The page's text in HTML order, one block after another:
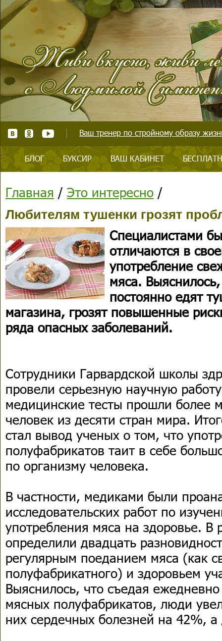
Ваш тренер по стройному образу
БЛОГ БУКСИР ВАШ КАБИНЕТ
Главная / Это интересно /
Любителям тушенки грозят
Специалистами
отличаются в
употребление
мяса.
постоянно едят
магазина, грозят повышенные
ряда опасных заболеваний.
Сотрудники Гарвардской школы
провели серьезную научную
медицинские тесты прошли более
человек из десяти стран мира.
стал вывод ученых о том, что
полуфабрикатов таит в себе
по организму человека.
В частности, медиками были
исследовательских работ по
употребления мяса на здоровье. В
определили двадцать
регулярным поеданием мяса (как
полуфабрикатного) и здоровьем
Выяснилось, что съедая
мясных полуфабрикатов, люди
них сердечных болезней на 42%,